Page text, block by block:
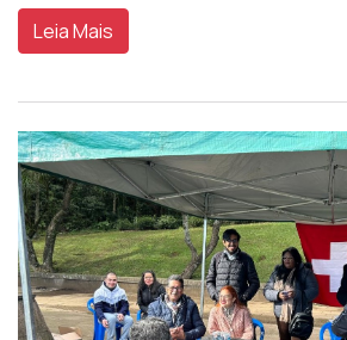
Leia Mais